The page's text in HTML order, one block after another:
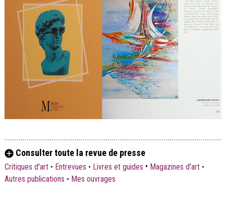
Consulter toute la revue de presse
Critiques d'art • Entrevues • Livres et guides • Magazines d'art•
Autres publications • Mes ouvrages